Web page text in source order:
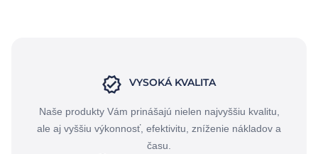
VYSOKÁ KVALITA
Naše produkty Vám prinášajú nielen najvyššiu kvalitu,
ale aj vyššiu výkonnosť, efektivitu, zníženie nákladov a
času.